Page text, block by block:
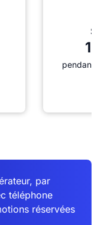
pendant
par
téléphone
réservées